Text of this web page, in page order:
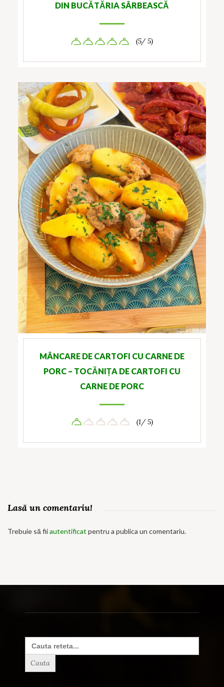
DIN BUCĂTĂRIA SÂRBEASCĂ
(5/ 5)
MÂNCARE DE CARTOFI CU CARNE DE
PORC – TOCĂNIȚA DE CARTOFI CU
CARNE DE PORC
(1/ 5)
Lasă un comentariu!
Trebuie să fiiautentificat pentru a publica un comentariu.
Search
for: